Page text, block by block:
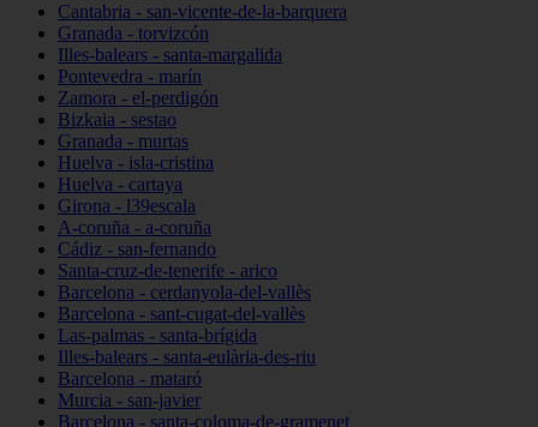
Cantabria - san-vicente-de-la-barquera
Granada - torvizcón
Illes-balears - santa-margalida
Pontevedra - marín
Zamora - el-perdigón
Bizkaia - sestao
Granada - murtas
Huelva - isla-cristina
Huelva - cartaya
Girona - l39escala
A-coruña - a-coruña
Cádiz - san-fernando
Santa-cruz-de-tenerife - arico
Barcelona - cerdanyola-del-vallès
Barcelona - sant-cugat-del-vallès
Las-palmas - santa-brígida
Illes-balears - santa-eulària-des-riu
Barcelona - mataró
Murcia - san-javier
Barcelona - santa-coloma-de-gramenet